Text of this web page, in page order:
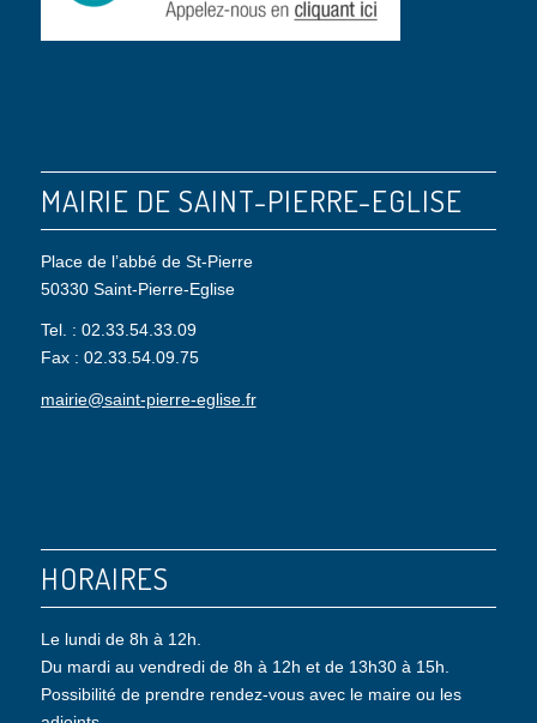
MAIRIE DE SAINT-PIERRE-EGLISE
Place de l’abbé de St-Pierre
50330 Saint-Pierre-Eglise
Tel. : 02.33.54.33.09
Fax : 02.33.54.09.75
mairie@saint-pierre-eglise.fr
HORAIRES
Le lundi de 8h à 12h.
Du mardi au vendredi de 8h à 12h et de 13h30 à 15h.
Possibilité de prendre rendez-vous avec le maire ou les